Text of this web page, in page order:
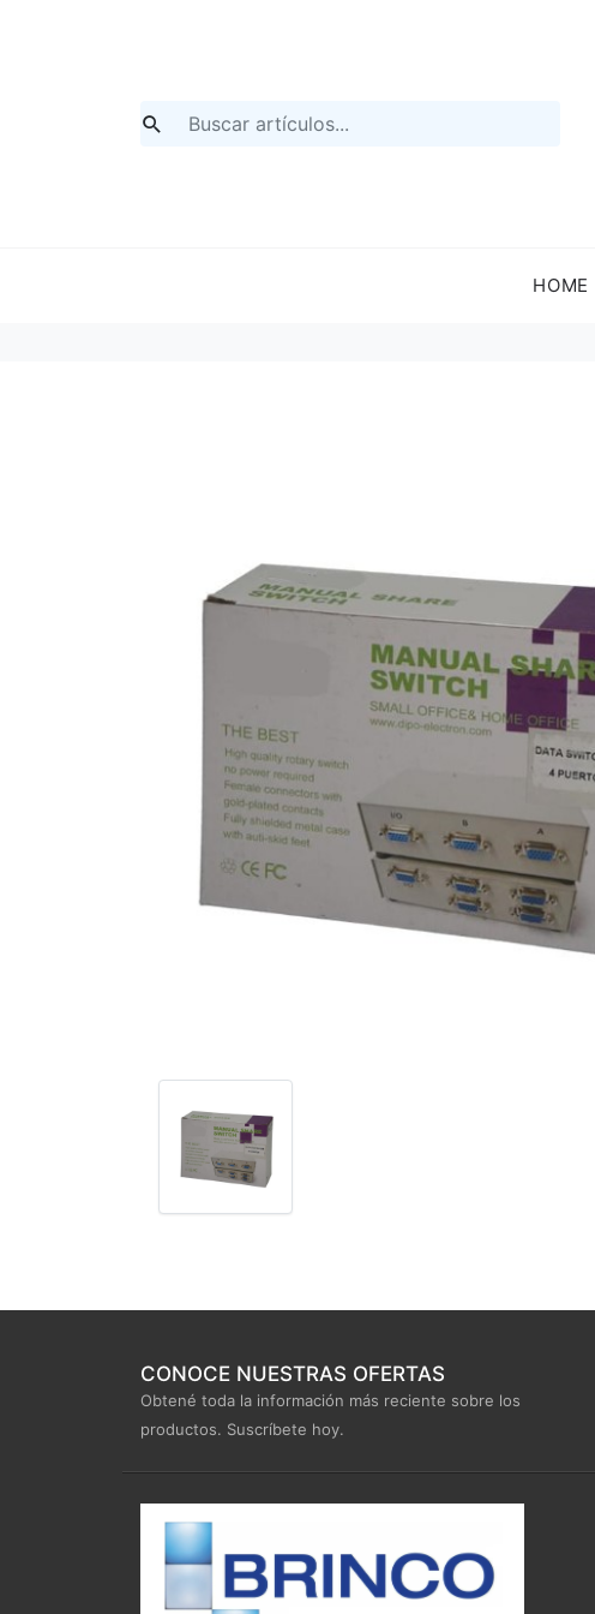
HOME
CONOCE NUESTRAS OFERTAS
Obtené toda la información más reciente sobre los
productos. Suscríbete hoy.